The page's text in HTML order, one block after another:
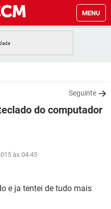
MENU
GMAIL
WHATSAPP
FACEBOOK
GMAIL
Seguinte
do computador
às 04:45
e ja tentei de tudo mais